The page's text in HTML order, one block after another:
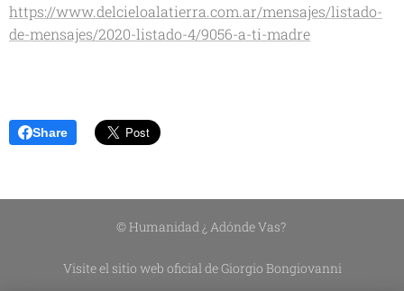
https://www.delcieloalatierra.com.ar/mensajes/listado-
de-mensajes/2020-listado-4/9056-a-ti-madre
Share
© Humanidad ¿ Adónde Vas?
Visite el sitio web oficial de Giorgio Bongiovanni